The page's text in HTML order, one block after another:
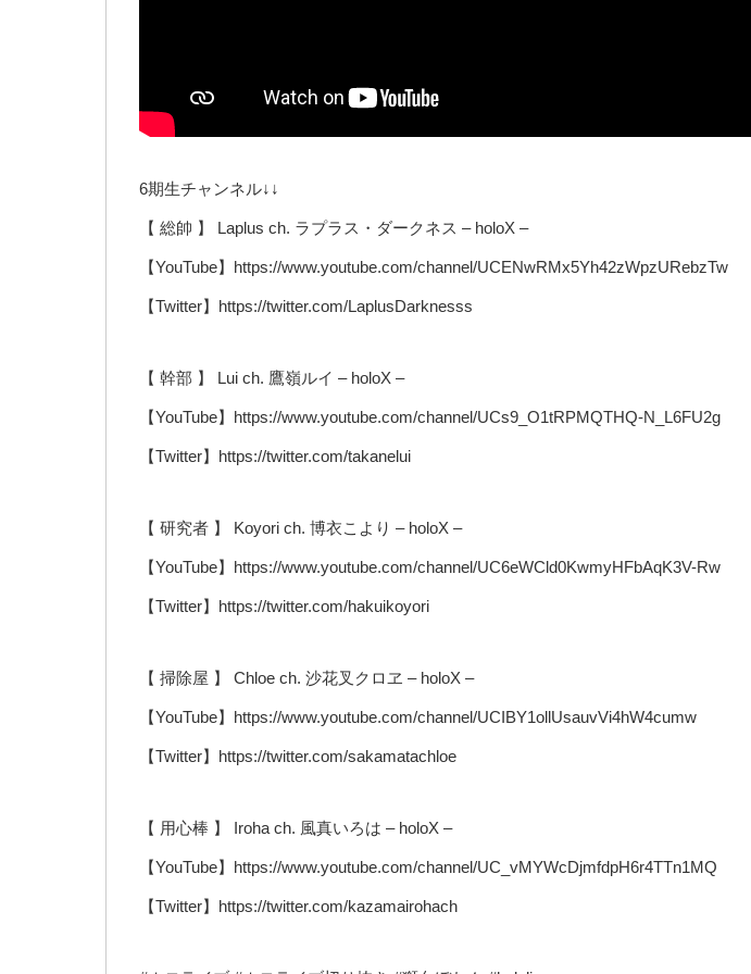
6期生チャンネル↓↓
【 総帥 】 Laplus ch. ラプラス・ダークネス – holoX –
【YouTube】https://www.youtube.com/channel/UCENwRMx5Yh42zWpzURebzTw
【Twitter】https://twitter.com/LaplusDarknesss
【 幹部 】 Lui ch. 鷹嶺ルイ – holoX –
【YouTube】https://www.youtube.com/channel/UCs9_O1tRPMQTHQ-N_L6FU2g
【Twitter】https://twitter.com/takanelui
【 研究者 】 Koyori ch. 博衣こより – holoX –
【YouTube】https://www.youtube.com/channel/UC6eWCld0KwmyHFbAqK3V-Rw
【Twitter】https://twitter.com/hakuikoyori
【 掃除屋 】 Chloe ch. 沙花叉クロヱ – holoX –
【YouTube】https://www.youtube.com/channel/UCIBY1ollUsauvVi4hW4cumw
【Twitter】https://twitter.com/sakamatachloe
【 用心棒 】 Iroha ch. 風真いろは – holoX –
【YouTube】https://www.youtube.com/channel/UC_vMYWcDjmfdpH6r4TTn1MQ
【Twitter】https://twitter.com/kazamairohach